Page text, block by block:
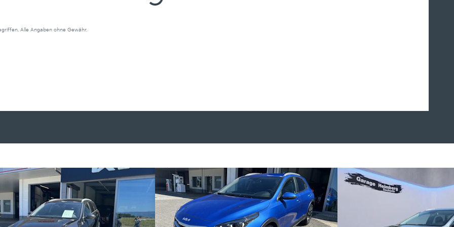
Alle Angaben ohne Gewähr.